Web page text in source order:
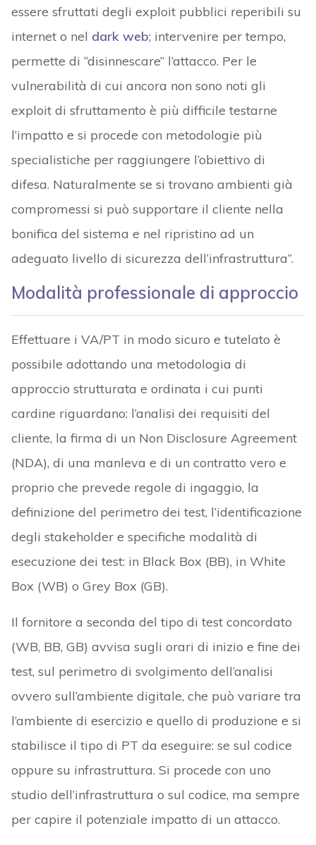
essere sfruttati degli exploit pubblici reperibili su
internet o nel dark web; intervenire per tempo,
permette di “disinnescare” l’attacco. Per le
vulnerabilità di cui ancora non sono noti gli
exploit di sfruttamento è più difficile testarne
l’impatto e si procede con metodologie più
specialistiche per raggiungere l’obiettivo di
difesa. Naturalmente se si trovano ambienti già
compromessi si può supportare il cliente nella
bonifica del sistema e nel ripristino ad un
adeguato livello di sicurezza dell’infrastruttura”.
Modalità professionale di approccio
Effettuare i VA/PT in modo sicuro e tutelato è
possibile adottando una metodologia di
approccio strutturata e ordinata i cui punti
cardine riguardano: l’analisi dei requisiti del
cliente, la firma di un Non Disclosure Agreement
(NDA), di una manleva e di un contratto vero e
proprio che prevede regole di ingaggio, la
definizione del perimetro dei test, l’identificazione
degli stakeholder e specifiche modalità di
esecuzione dei test: in Black Box (BB), in White
Box (WB) o Grey Box (GB).
Il fornitore a seconda del tipo di test concordato
(WB, BB, GB) avvisa sugli orari di inizio e fine dei
test, sul perimetro di svolgimento dell’analisi
ovvero sull’ambiente digitale, che può variare tra
l’ambiente di esercizio e quello di produzione e si
stabilisce il tipo di PT da eseguire: se sul codice
oppure su infrastruttura. Si procede con uno
studio dell’infrastruttura o sul codice, ma sempre
per capire il potenziale impatto di un attacco.